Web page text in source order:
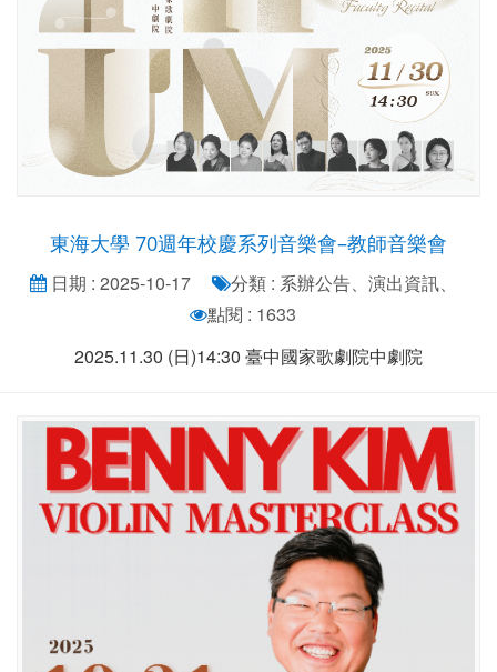
東海大學 70週年校慶系列音樂會–教師音樂會
日期 : 2025-10-17
分類 : 系辦公告、演出資訊、
點閱 : 1633
2025.11.30 (日)14:30 臺中國家歌劇院中劇院